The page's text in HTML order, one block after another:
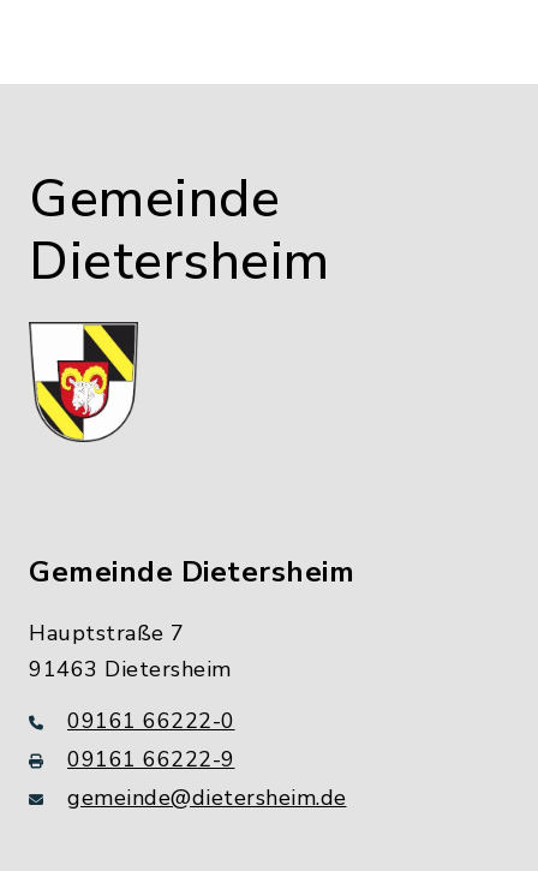
Gemeinde
Dietersheim
Gemeinde Dietersheim
Hauptstraße 7
91463 Dietersheim
09161 66222-0
09161 66222-9
gemeinde@dietersheim.de